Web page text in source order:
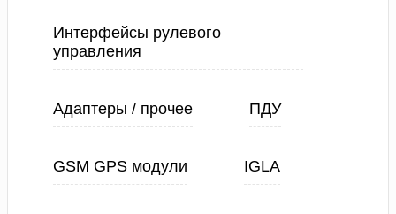
Интерфейсы рулевого
управления
Адаптеры / прочее ПДУ
GSM GPS модули IGLA